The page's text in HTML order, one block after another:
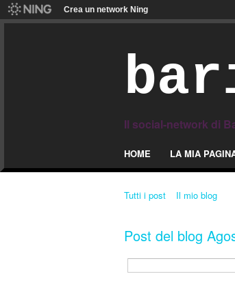
Crea un network Ning
Il social-network di
HOME LA MIA
Tutti i post Il mio blog
Post del blog